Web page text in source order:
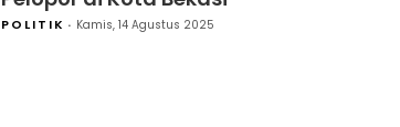
POLITIK Kamis, 14 Agustus 2025